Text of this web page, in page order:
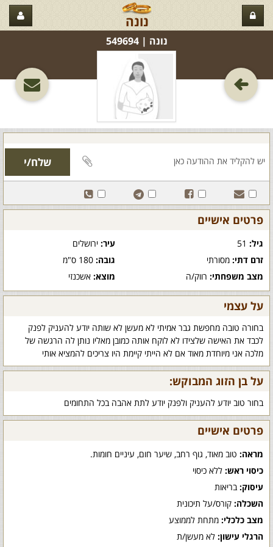
נונה
נונה‏ | 549694
פרטים אישיים
גיל: עיר:ירושלים
זרם דתי: מסורתי גובה:180 ס"מ
מצב משפחתי: רווק/ה מוצא:אשכנזי
על עצמי
בחורה טובה מחפשת גבר אמיתי לא מעשן לא שותה יודע להעניק לפנק
לכבד את האישה שלצידו לא לוקח אותה כמובן מאליו נותן לה הרגשה של
מלכה אני מיוחדת מאוד אם לא הייתי קיימת היו צריכים להמציא אותי
על בן הזוג המבוקש:
בחור טוב יודע להעניק ולפנק יודע לתת אהבה בכל התחומים
פרטים אישיים
מראה: טוב מאוד, גוף רחב, שיער חום, עיניים חומות.
כיסוי ראש: ללא כיסוי
עיסוק: בריאות
השכלה: קורס/על תיכונית
מצב כלכלי: מתחת לממוצע
הרגלי עישון: לא מעשן/ת